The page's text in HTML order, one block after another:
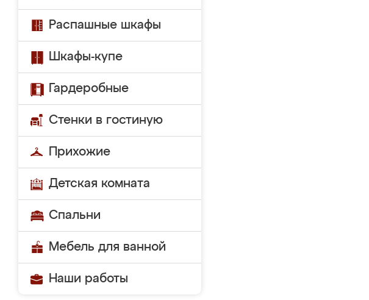
Распашные шкафы
Шкафы-купе
Гардеробные
Стенки в гостиную
Прихожие
Детская комната
Спальни
Мебель для ванной
Наши работы